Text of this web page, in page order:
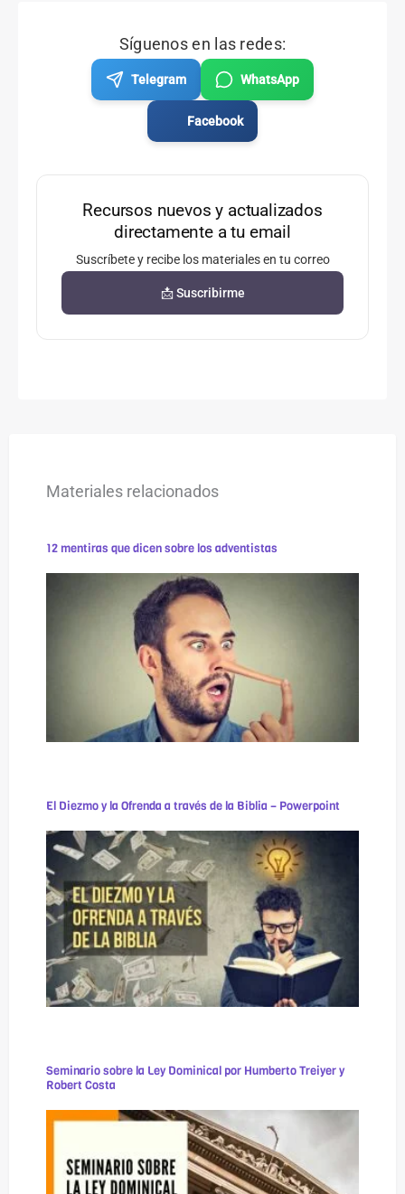
Síguenos en las redes:
Telegram WhatsApp
Facebook
Recursos nuevos y actualizados
directamente a tu email
Suscríbete y recibe los materiales en tu correo
📩 Suscribirme
Materiales relacionados
12 mentiras que dicen sobre los adventistas
El Diezmo y la Ofrenda a través de la Biblia – Powerpoint
Seminario sobre la Ley Dominical por Humberto Treiyer y
Robert Costa